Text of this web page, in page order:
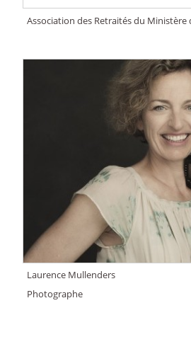
Association des Retraités du Ministère
Laurence Mullenders
Photographe